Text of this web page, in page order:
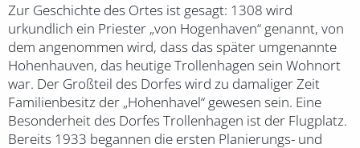
Zur Geschichte des Ortes ist gesagt: 1308 wird
urkundlich ein Priester „von Hogenhaven“ genannt, von
dem angenommen wird, dass das später umgenannte
Hohenhauven, das heutige Trollenhagen sein Wohnort
war. Der Großteil des Dorfes wird zu damaliger Zeit
Familienbesitz der „Hohenhavel“ gewesen sein. Eine
Besonderheit des Dorfes Trollenhagen ist der Flugplatz.
Bereits 1933 begannen die ersten Planierungs- und